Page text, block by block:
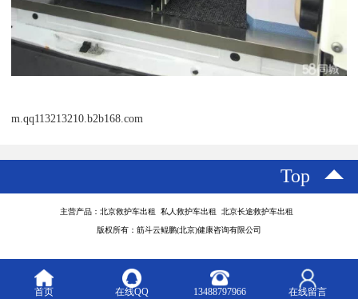
m.qq113213210.b2b168.com
Top
主营产品：北京救护车出租 私人救护车出租 北京长途救护车出租
版权所有：筋斗云鲲鹏(北京)健康咨询有限公司
首页 在线QQ 13488797966 在线留言